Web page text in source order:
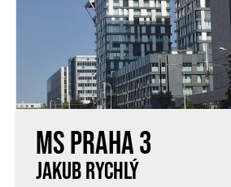
MS Praha 3
JAKUB RYCHLÝ